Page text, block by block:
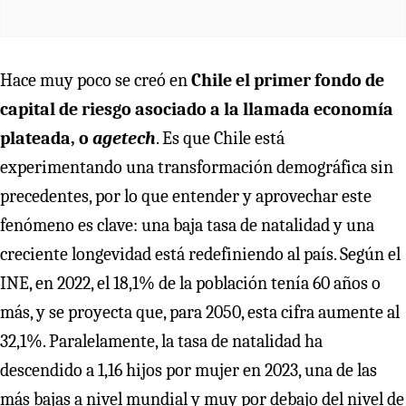
Hace muy poco se creó enChile el primer fondo de
capital de riesgo asociado a la llamada economía
plateada, o agetech. Es que Chile está
experimentando una transformación demográfica sin
precedentes, por lo que entender y aprovechar este
fenómeno es clave: una baja tasa de natalidad y una
creciente longevidad está redefiniendo al país. Según el
INE, en 2022, el 18,1% de la población tenía 60 años o
más, y se proyecta que, para 2050, esta cifra aumente al
32,1%. Paralelamente, la tasa de natalidad ha
descendido a 1,16 hijos por mujer en 2023, una de las
más bajas a nivel mundial y muy por debajo del nivel de